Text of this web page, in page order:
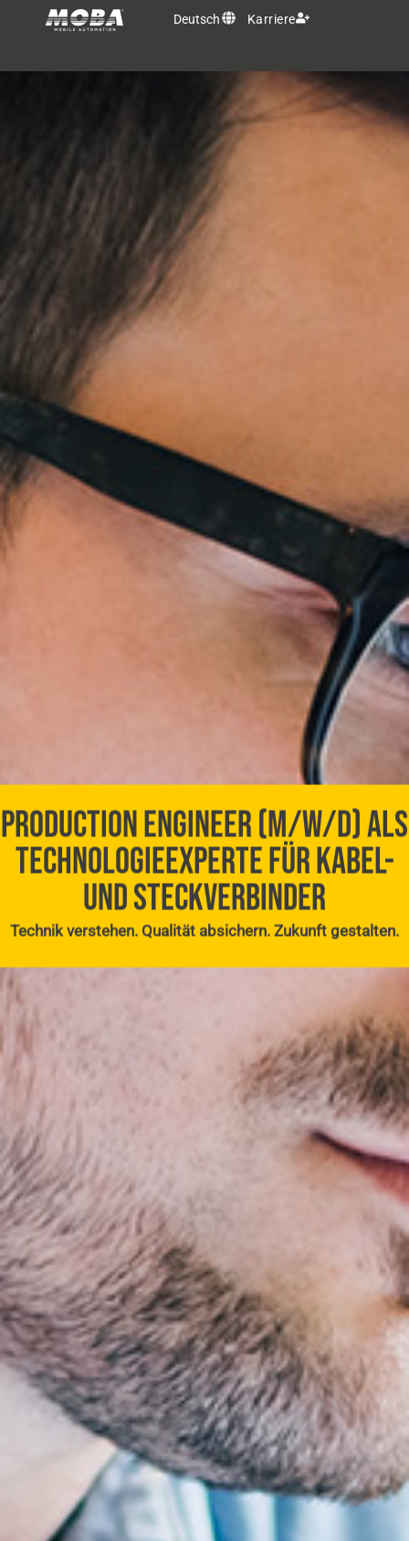
Deutsch Karriere
Services
Kontakt
PRODUCTION ENGINEER (M/W/D) ALS
TECHNOLOGIEEXPERTE FÜR KABEL-
UND STECKVERBINDER
Technik verstehen. Qualität absichern. Zukunft gestalten.